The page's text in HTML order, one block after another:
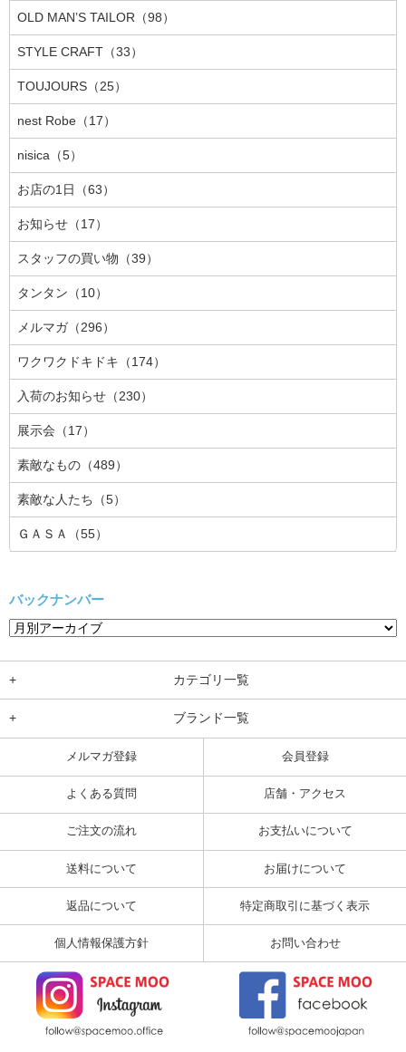
OLD MAN’S TAILOR（98）
STYLE CRAFT（33）
TOUJOURS（25）
nest Robe（17）
nisica（5）
お店の1日（63）
お知らせ（17）
スタッフの買い物（39）
タンタン（10）
メルマガ（296）
ワクワクドキドキ（174）
入荷のお知らせ（230）
展示会（17）
素敵なもの（489）
素敵な人たち（5）
ＧＡＳＡ（55）
バックナンバー
+ カテゴリ一覧
+ ブランド一覧
メルマガ登録 会員登録
よくある質問 店舗・アクセス
ご注文の流れ お支払いについて
送料について お届けについて
返品について 特定商取引に基づく表示
個人情報保護方針 お問い合わせ